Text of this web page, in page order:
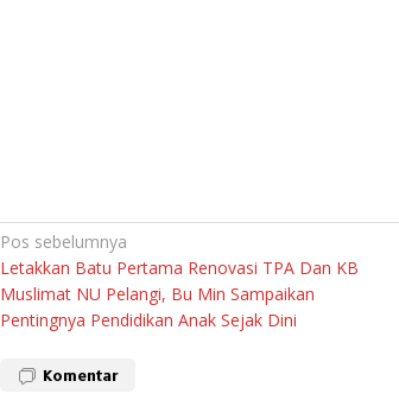
Navigasi
pos
Pos sebelumnya
Letakkan Batu Pertama Renovasi TPA Dan KB
Muslimat NU Pelangi, Bu Min Sampaikan
Pentingnya Pendidikan Anak Sejak Dini
Komentar